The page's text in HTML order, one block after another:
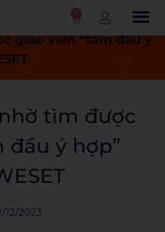
0
học viên
Đạt
giáo viên “tâm đầu ý
tìm được
đầu ý hợp”
12/2023